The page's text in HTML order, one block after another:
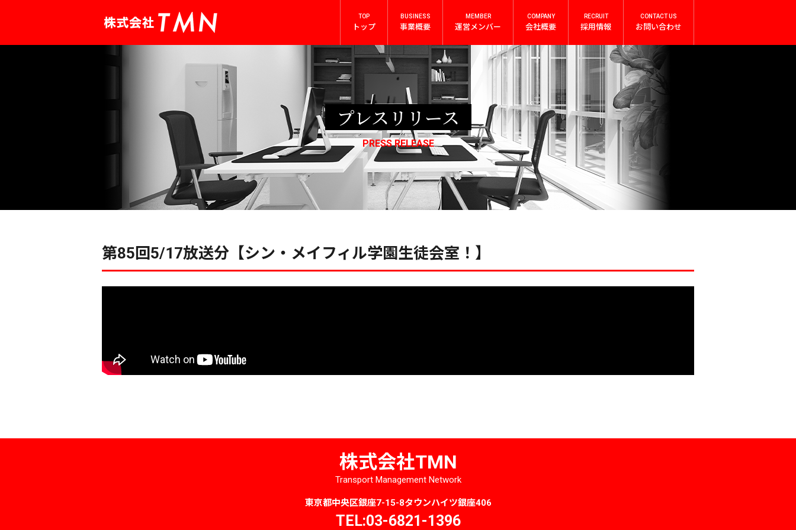
TOP
トップ
BUSINESS
事業概要
MEMBER
運営メンバー
COMPANY
会社概要
RECRUIT
採用情報
CONTACT US
お問い合わせ
プレスリリース
PRESS RELEASE
第85回5/17放送分【シン・メイフィル学園生徒会室！】
株式会社TMN
Transport Management Network
東京都中央区銀座7-15-8タウンハイツ銀座406
TEL:03-6821-1396